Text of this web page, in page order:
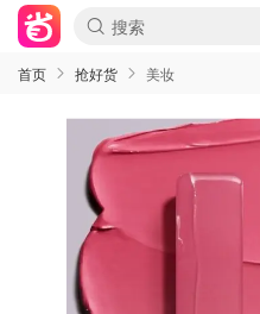
首页 抢好货 美妆